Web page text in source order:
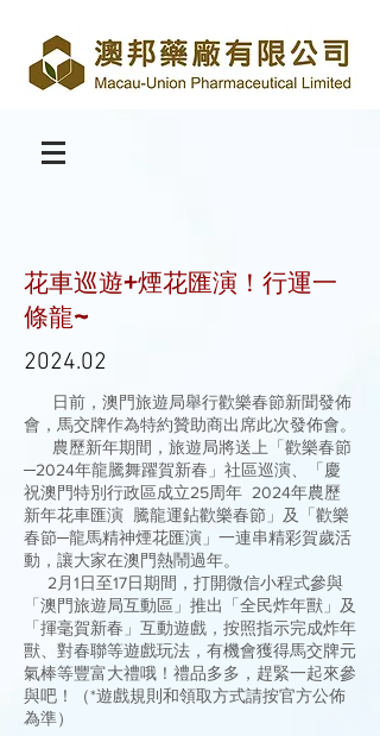
花車巡遊+煙花匯演！行運一
條龍~
2024.02
日前，澳門旅遊局舉行歡樂春節新聞發佈
會，馬交牌作為特約贊助商出席此次發佈會。
農歷新年期間，旅遊局將送上「歡樂春節
─2024年龍騰舞躍賀新春」社區巡演、「慶
祝澳門特別行政區成立25周年 2024年農歷
新年花車匯演 騰龍運鉆歡樂春節」及「歡樂
春節─龍馬精神煙花匯演」一連串精彩賀歲活
動，讓大家在澳門熱鬧過年。
2月1日至17日期間，打開微信小程式參與
「澳門旅遊局互動區」推出「全民炸年獸」及
「揮毫賀新春」互動遊戲，按照指示完成炸年
獸、對春聯等遊戲玩法，有機會獲得馬交牌元
氣棒等豐富大禮哦！禮品多多，趕緊一起來參
與吧！（*遊戲規則和領取方式請按官方公佈
為準）